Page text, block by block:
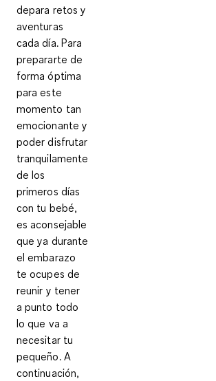
depara retos y
aventuras
cada día. Para
prepararte de
forma óptima
para este
momento tan
emocionante y
poder disfrutar
tranquilamente
de los
primeros días
con tu bebé,
es aconsejable
que ya durante
el embarazo
te ocupes de
reunir y tener
a punto todo
lo que va a
necesitar tu
pequeño. A
continuación,